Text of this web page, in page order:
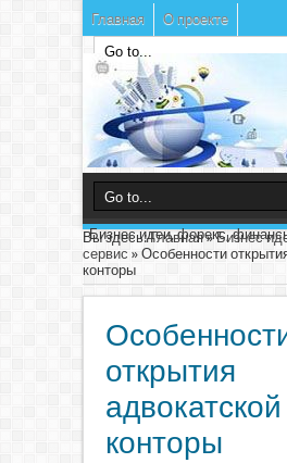
Главная О проекте
Бизнес идеи, форекс,
Вы здесь:Главная»Бизнес
сервис » Особенности
конторы
открытия
адвокатской
конторы